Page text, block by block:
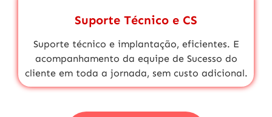
Suporte Técnico e CS
Suporte técnico e implantação, eficientes. E
acompanhamento da equipe de Sucesso do
cliente em toda a jornada, sem custo adicional.